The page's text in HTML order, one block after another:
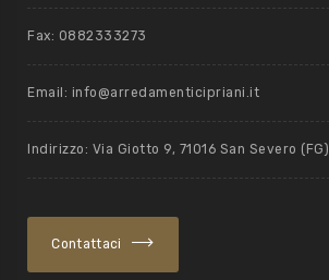
Fax: 0882333273
Email: info@arredamenticipriani.it
Indirizzo: Via Giotto 9, 71016 San Severo (FG)
Contattaci